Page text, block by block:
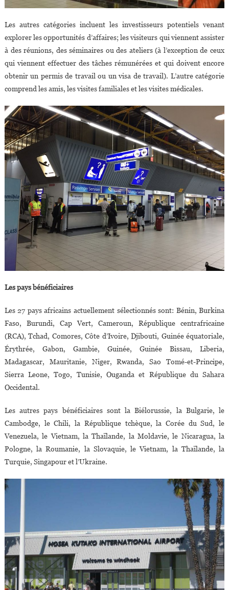
Les autres catégories incluent les investisseurs potentiels venant
explorer les opportunités d’affaires; les visiteurs qui viennent assister
à des réunions, des séminaires ou des ateliers (à l’exception de ceux
qui viennent effectuer des tâches rémunérées et qui doivent encore
obtenir un permis de travail ou un visa de travail). L’autre catégorie
comprend les amis, les visites familiales et les visites médicales.
Les pays bénéficiaires
Les 27 pays africains actuellement sélectionnés sont: Bénin, Burkina
Faso, Burundi, Cap Vert, Cameroun, République centrafricaine
(RCA), Tchad, Comores, Côte d’Ivoire, Djibouti, Guinée équatoriale,
Érythrée, Gabon, Gambie, Guinée, Guinée Bissau, Liberia,
Madagascar, Mauritanie, Niger, Rwanda, Sao Tomé-et-Principe,
Sierra Leone, Togo, Tunisie, Ouganda et République du Sahara
Occidental.
Les autres pays bénéficiaires sont la Biélorussie, la Bulgarie, le
Cambodge, le Chili, la République tchèque, la Corée du Sud, le
Venezuela, le Vietnam, la Thaïlande, la Moldavie, le Nicaragua, la
Pologne, la Roumanie, la Slovaquie, le Vietnam, la Thaïlande, la
Turquie, Singapour et l’Ukraine.